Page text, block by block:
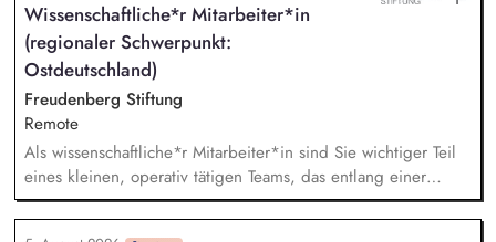
rassismuskritisches Deutschlernen von der Grundschule bis in
die Berufliche Bildung. Der Bereich Sprachenbildung
entwickelt in seinen Projekten dazu zielgruppengerechte und
innovative Unterrichtsmaterialien und begleitet pädagogische
Fachkräfte mit daran angeschlossenen
Weiterbildungsangeboten online wie offline.
Wissenschaftliche*r Mitarbeiter*in
(regionaler Schwerpunkt:
Ostdeutschland)
Freudenberg Stiftung
Remote
Als wissenschaftliche*r Mitarbeiter*in sind Sie wichtiger Teil
eines kleinen, operativ tätigen Teams, das entlang einer
klaren Programmatik langfristig soziale Innovation
implementiert. Sie unterstützen die Geschäftsführung bei der